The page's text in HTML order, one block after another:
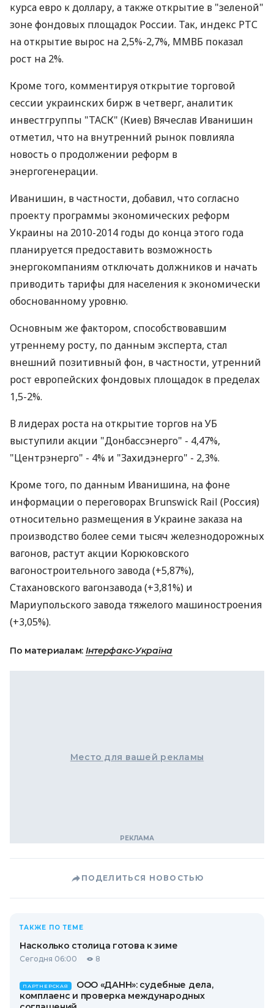
курса евро к доллару, а также открытие в "зеленой"
зоне фондовых площадок России. Так, индекс РТС
на открытие вырос на 2,5%-2,7%, ММВБ показал
рост на 2%.
Кроме того, комментируя открытие торговой
сессии украинских бирж в четверг, аналитик
инвестгруппы "ТАСК" (Киев) Вячеслав Иванишин
отметил, что на внутренний рынок повлияла
новость о продолжении реформ в
энергогенерации.
Иванишин, в частности, добавил, что согласно
проекту программы экономических реформ
Украины на 2010-2014 годы до конца этого года
планируется предоставить возможность
энергокомпаниям отключать должников и начать
приводить тарифы для населения к экономически
обоснованному уровню.
Основным же фактором, способствовавшим
утреннему росту, по данным эксперта, стал
внешний позитивный фон, в частности, утренний
рост европейских фондовых площадок в пределах
1,5-2%.
В лидерах роста на открытие торгов на УБ
выступили акции "Донбассэнерго" - 4,47%,
"Центрэнерго" - 4% и "Захидэнерго" - 2,3%.
Кроме того, по данным Иванишина, на фоне
информации о переговорах Brunswick Rail (Россия)
относительно размещения в Украине заказа на
производство более семи тысяч железнодорожных
вагонов, растут акции Корюковского
вагоностроительного завода (+5,87%),
Стахановского вагонзавода (+3,81%) и
Мариупольского завода тяжелого машиностроения
(+3,05%).
По материалам: Інтерфакс-Україна
Место для вашей рекламы
ПОДЕЛИТЬСЯ НОВОСТЬЮ
ТАКЖЕ ПО ТЕМЕ
Насколько столица готова к зиме
Сегодня 06:00 8
ПАРТНЕРСКАЯ
ООО «ДАНН»: судебные дела,
комплаенс и проверка международных